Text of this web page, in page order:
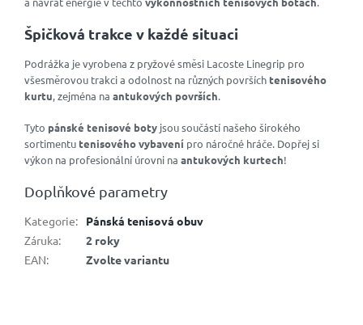
Špičková trakce v každé situaci
Podrážka je vyrobena z pryžové směsi Lacoste Linegrip pro
všesměrovou trakci a odolnost na různých površíchtenisového
kurtu, zejména na antukových površích.
Tyto pánské tenisové boty jsou součástí našeho širokého
sortimentutenisového vybavení pro náročné hráče. Dopřej si
výkon na profesionální úrovni na antukových kurtech!
Doplňkové parametry
Kategorie:
Pánská tenisová obuv
Záruka:
2 roky
EAN: Zvolte variantu